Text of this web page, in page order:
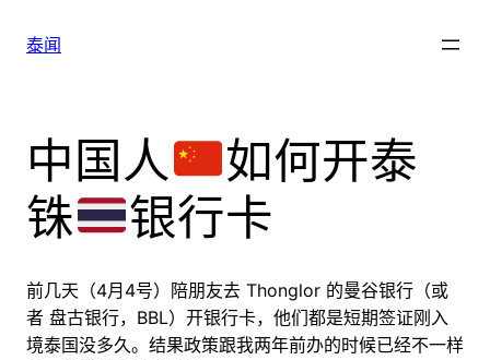
泰闻
中国人
如何开泰
铢
银行卡
前几天（4月4号）陪朋友去 Thonglor 的曼谷银行（或
者 盘古银行，BBL）开银行卡，他们都是短期签证刚入
境泰国没多久。结果政策跟我两年前办的时候已经不一样